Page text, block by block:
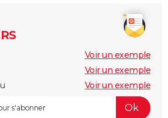
Voir un exemple
Voir un exemple
Voir un exemple